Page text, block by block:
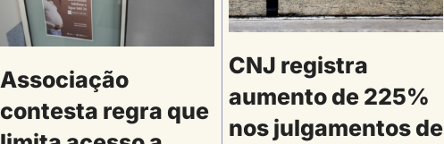
Associação
contesta regra que
CNJ registra
aumento de 225%
nos julgamentos de